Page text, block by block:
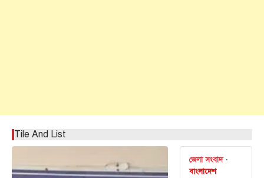
Tile And List
জেলা সংবাদ
বাংলাদেশ